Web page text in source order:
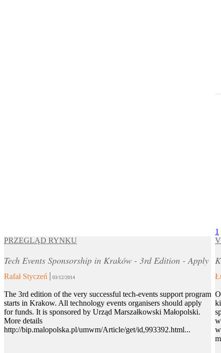
1
PRZEGLĄD RYNKU
Tech Events Sponsorship in Kraków - 3rd Edition - Apply
Rafał Styczeń 03/12/2014
The 3rd edition of the very successful tech-events support program
starts in Krakow. All technology events organisers should apply
for funds. It is sponsored by Urząd Marszałkowski Małopolski.
More details
http://bip.malopolska.pl/umwm/Article/get/id,993392.html...